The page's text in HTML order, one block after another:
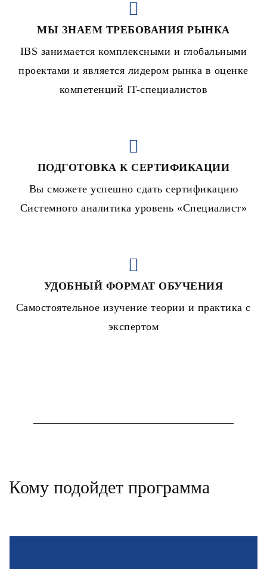
МЫ ЗНАЕМ ТРЕБОВАНИЯ РЫНКА
IBS занимается комплексными и глобальными
проектами и является лидером рынка в оценке
компетенций IT-специалистов
ПОДГОТОВКА К СЕРТИФИКАЦИИ
Вы сможете успешно сдать сертификацию
Системного аналитика уровень «Специалист»
УДОБНЫЙ ФОРМАТ ОБУЧЕНИЯ
Самостоятельное изучение теории и практика с
экспертом
Кому подойдет программа